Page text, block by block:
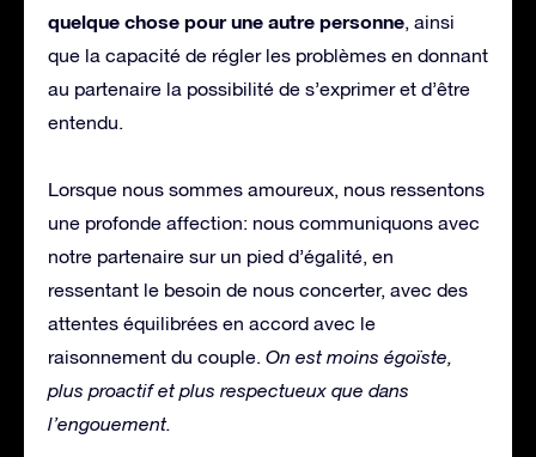
quelque chose pour une autre personne, ainsi
que la capacité de régler les problèmes en donnant
au partenaire la possibilité de s’exprimer et d’être
entendu.
Lorsque nous sommes amoureux, nous ressentons
une profonde affection: nous communiquons avec
notre partenaire sur un pied d’égalité, en
ressentant le besoin de nous concerter, avec des
attentes équilibrées en accord avec le
raisonnement du couple. On est moins égoïste,
plus proactif et plus respectueux que dans
l’engouement.